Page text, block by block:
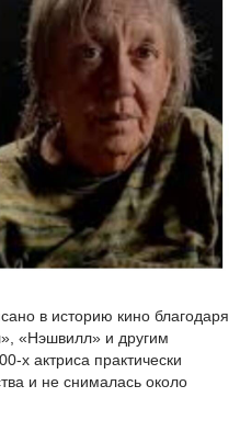
в историю кино благодаря
«Нэшвилл» и другим
х актриса практически
и не снималась около